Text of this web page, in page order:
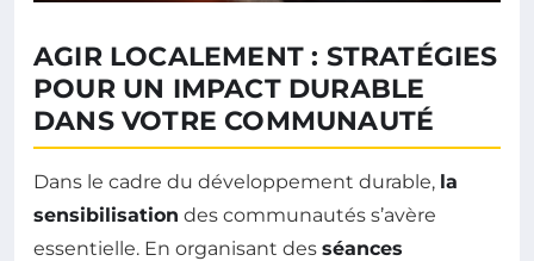
AGIR LOCALEMENT : STRATÉGIES
POUR UN IMPACT DURABLE
DANS VOTRE COMMUNAUTÉ
Dans le cadre du développement durable, la
sensibilisation des communautés s’avère
essentielle. En organisant des séances